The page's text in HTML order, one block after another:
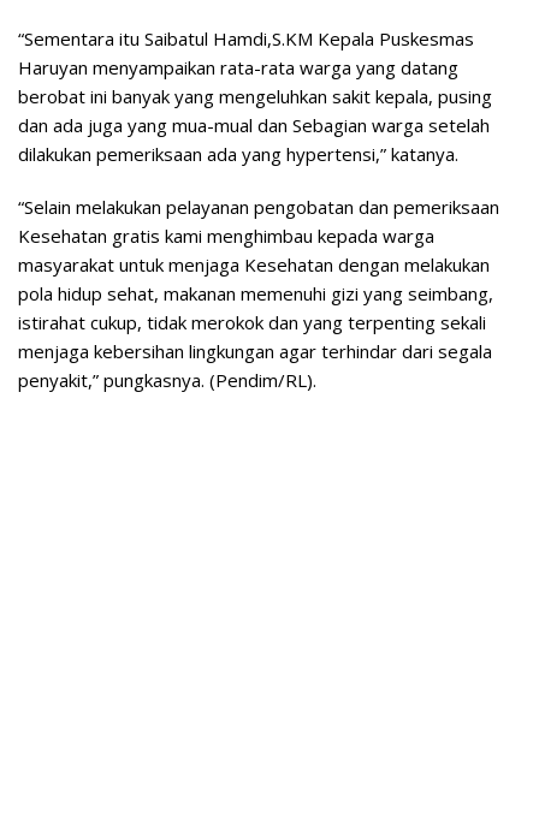
“Sementara itu Saibatul Hamdi,S.KM Kepala Puskesmas
Haruyan menyampaikan rata-rata warga yang datang
berobat ini banyak yang mengeluhkan sakit kepala, pusing
dan ada juga yang mua-mual dan Sebagian warga setelah
dilakukan pemeriksaan ada yang hypertensi,” katanya.
“Selain melakukan pelayanan pengobatan dan pemeriksaan
Kesehatan gratis kami menghimbau kepada warga
masyarakat untuk menjaga Kesehatan dengan melakukan
pola hidup sehat, makanan memenuhi gizi yang seimbang,
istirahat cukup, tidak merokok dan yang terpenting sekali
menjaga kebersihan lingkungan agar terhindar dari segala
penyakit,” pungkasnya. (Pendim/RL).